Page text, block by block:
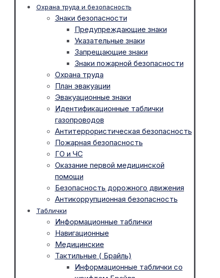
Охрана труда и безопасность
Знаки безопасности
Предупреждающие знаки
Указательные знаки
Запрещающие знаки
Знаки пожарной безопасности
Охрана труда
План эвакуации
Эвакуационные знаки
Идентификационные таблички
газопроводов
Антитеррористическая безопасность
Пожарная безопасность
ГО и ЧС
Оказание первой медицинской
помощи
Безопасность дорожного движения
Антикоррупционная безопасность
Таблички
Информационные таблички
Навигационные
Медицинские
Тактильные ( Брайль)
Информационные таблички со